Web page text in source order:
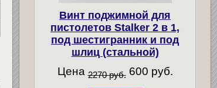
Винт поджимной для
пистолетов Stalker 2 в 1,
под шестигранник и под
шлиц (стальной)
Цена 2270 руб. 600 руб.